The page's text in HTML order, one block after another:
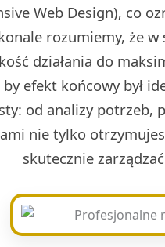
Web Design), co
rozumiemy, że
działania do
efekt końcowy był
od analizy potrzeb,
nie tylko
skutecznie